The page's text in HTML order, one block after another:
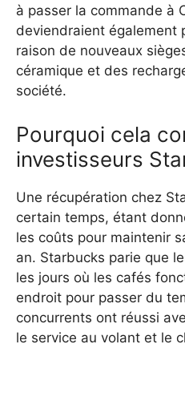
à passer la commande à
deviendraient également
raison de nouveaux
céramique et des
société.
Pourquoi cela
investisseurs
Une récupération chez
certain temps, étant
les coûts pour maintenir
an. Starbucks parie que
les jours où les cafés
endroit pour passer du
concurrents ont réussi
le service au volant et le